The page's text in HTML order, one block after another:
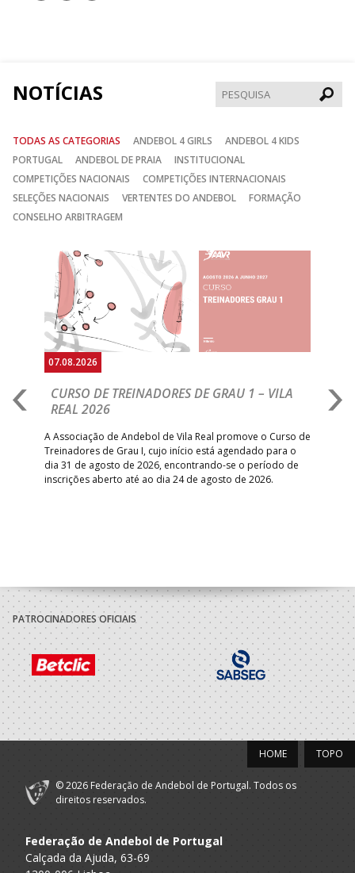
NOTÍCIAS
TODAS AS CATEGORIAS ANDEBOL 4 GIRLS
ANDEBOL 4 KIDS
PORTUGAL
ANDEBOL DE PRAIA
INSTITUCIONAL
COMPETIÇÕES NACIONAIS
COMPETIÇÕES INTERNACIONAIS
SELEÇÕES NACIONAIS
VERTENTES DO ANDEBOL
FORMAÇÃO
CONSELHO ARBITRAGEM
07.08.2026
CURSO DE TREINADORES DE GRAU 1 – VILA
REAL 2026
A Associação de Andebol de Vila Real promove o Curso de
Treinadores de Grau I, cujo início está agendado para o
dia 31 de agosto de 2026, encontrando-se o período de
inscrições aberto até ao dia 24 de agosto de 2026.
Anterior
PATROCINADORES OFICIAIS
TOPO
HOME
© 2026 Federação de Andebol de Portugal. Todos os
direitos reservados.
Federação de Andebol de Portugal
Calçada da Ajuda, 63-69